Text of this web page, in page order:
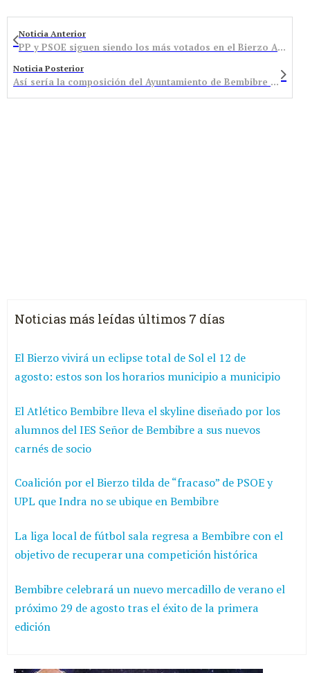
Noticia Anterior
PP y PSOE siguen siendo los más votados en el Bierzo Alto con menos votos y un bipartidismo roto
Noticia Posterior
Así sería la composición del Ayuntamiento de Bembibre si estos datos fueran extrapolables
Noticias más leídas últimos 7 días
El Bierzo vivirá un eclipse total de Sol el 12 de
agosto: estos son los horarios municipio a municipio
El Atlético Bembibre lleva el skyline diseñado por los
alumnos del IES Señor de Bembibre a sus nuevos
carnés de socio
Coalición por el Bierzo tilda de “fracaso” de PSOE y
UPL que Indra no se ubique en Bembibre
La liga local de fútbol sala regresa a Bembibre con el
objetivo de recuperar una competición histórica
Bembibre celebrará un nuevo mercadillo de verano el
próximo 29 de agosto tras el éxito de la primera
edición